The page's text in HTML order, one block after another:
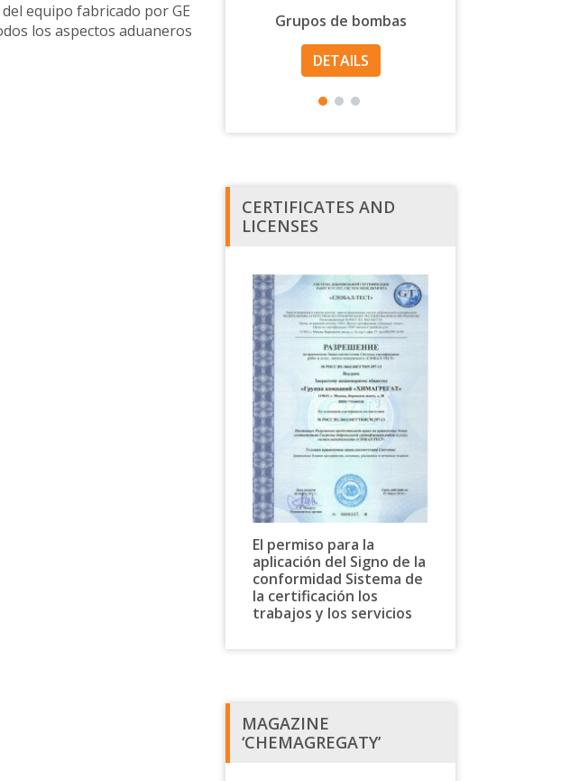
equipo fabricado por GE
los aspectos aduaneros
TUBERÍAS
Grupos de bombas
DETAILS
CERTIFICATES AND
LICENSES
El permiso para la
aplicación del Signo de la
conformidad Sistema de
la certificación los
trabajos y los servicios
MAGAZINE
‘CHEMAGREGATY’